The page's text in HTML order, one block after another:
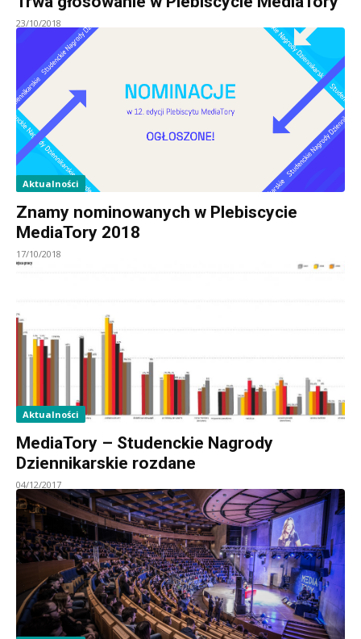
23/10/2018
Aktualności
Znamy nominowanych w Plebiscycie
MediaTory 2018
17/10/2018
Aktualności
MediaTory – Studenckie Nagrody
Dziennikarskie rozdane
04/12/2017